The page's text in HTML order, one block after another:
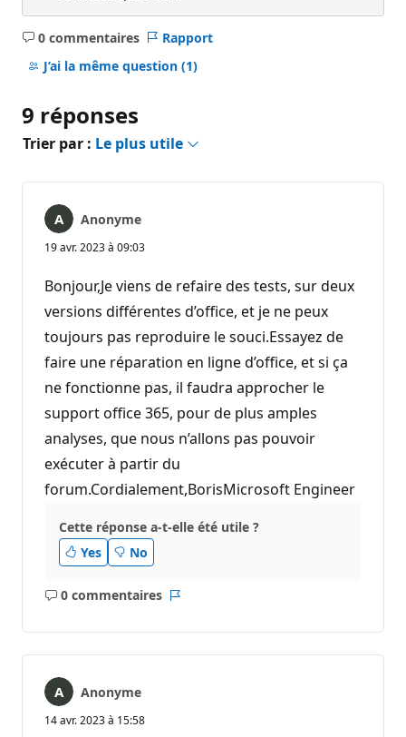
0 commentaires
Aucun
commentaire
Rapport
J’ai la même question (1)
9 réponses
Trier par : Le plus utile
Anonyme
19 avr. 2023 à 09:03
Bonjour,Je viens de refaire des tests, sur deux
versions différentes d’office, et je ne peux
toujours pas reproduire le souci.Essayez de
faire une réparation en ligne d’office, et si ça
ne fonctionne pas, il faudra approcher le
support office 365, pour de plus amples
analyses, que nous n’allons pas pouvoir
exécuter à partir du
forum.Cordialement,BorisMicrosoft Engineer
Cette réponse a-t-elle été utile ?
Yes
No
0 commentaires
Aucun
Anonyme
14 avr. 2023 à 15:58